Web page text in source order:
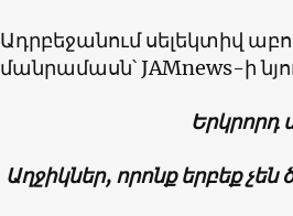
Ադրբեջանում սելեկտիվ
մանրամասն՝ JAMnews-ի
Աղջիկներ, որոնք երբեք